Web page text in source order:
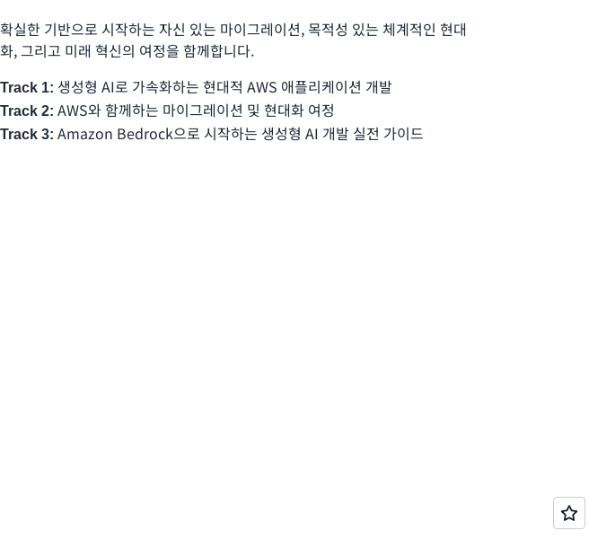
확실한 기반으로 시작하는 자신 있는 마이그레이션, 목적성 있는 체계적인 현대
화, 그리고 미래 혁신의 여정을 함께합니다.
Track 1: 생성형 AI로 가속화하는 현대적 AWS 애플리케이션 개발
Track 2: AWS와 함께하는 마이그레이션 및 현대화 여정
Track 3: Amazon Bedrock으로 시작하는 생성형 AI 개발 실전 가이드